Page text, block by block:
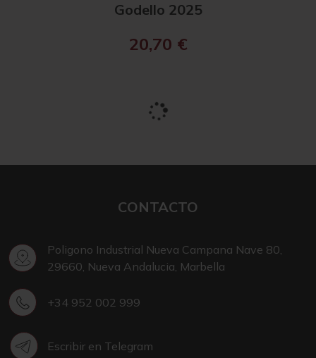
Godello 2025
20,70 €
CONTACTO
Poligono Industrial Nueva Campana Nave 80,
29660, Nueva Andalucia, Marbella
+34 952 002 999
Escribir en Telegram